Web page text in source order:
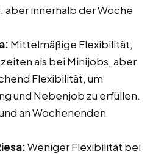
innerhalb der Woche
Mittelmäßige Flexibilität,
als bei Minijobs, aber
Flexibilität, um
und Nebenjob zu erfüllen.
an Wochenenden
Weniger Flexibilität bei